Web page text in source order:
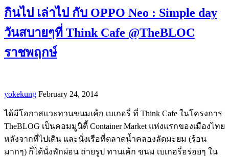
กินไป เล่าไป กับ OPPO Neo : Simple day
วันสบายๆที่ Think Cafe @TheBLOC
ราชพฤกษ์
yokekung February 24, 2014
ได้มีโอกาสแวะทานขนมเค้ก เบเกอรี่ ที่ Think Cafe ในโครงการ
TheBLOG เป็นคอมมูนิตี้ Container Market แห่งแรกของเมืองไทย
หลังจากที่ไปเดิน และนั่งเรือที่ตลาดน้ำคลองลัดมะยม (ร้อน
มากๆ) ก็ได้นั่งพักผ่อน ถ่ายรูป ทานเค้ก ขนม เบเกอรี่อร่อยๆ ใน